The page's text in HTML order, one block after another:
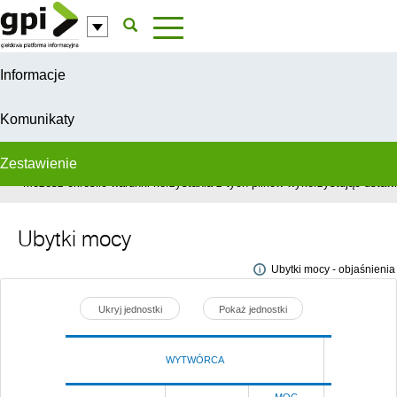
Przejdź do komentarzy
Informacje
Komunikaty
Zestawienie
W celu świadczenia usług na najwyższym poziomie, serwis GPI
Możesz określić warunki korzystania z tych plików wykorzystując
Ubytki mocy
Ubytki mocy - objaśnienia
Ukryj jednostki Pokaż jednostki
WYTWÓRCA